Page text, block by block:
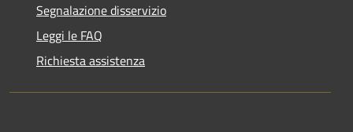
Segnalazione disservizio
Leggi le FAQ
Richiesta assistenza